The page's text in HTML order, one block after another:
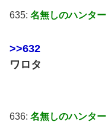
635: 名無しのハンター
>>632
ワロタ
636: 名無しのハンター